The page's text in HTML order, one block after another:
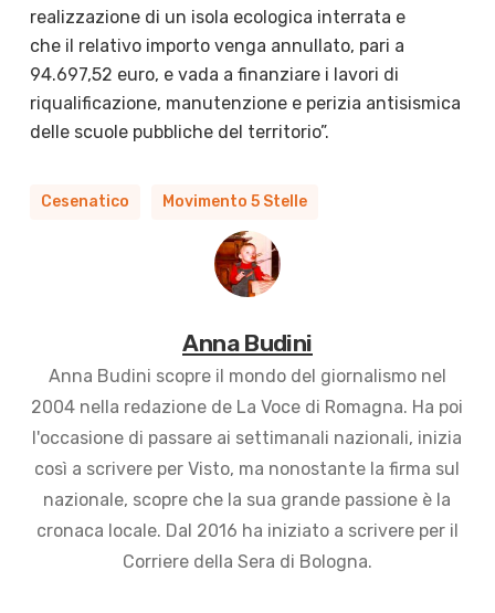
realizzazione di un isola ecologica interrata e
che il relativo importo venga annullato, pari a
94.697,52 euro, e vada a finanziare i lavori di
riqualificazione, manutenzione e perizia antisismica
delle scuole pubbliche del territorio”.
Cesenatico Movimento 5 Stelle
Anna Budini
Anna Budini scopre il mondo del giornalismo nel
2004 nella redazione de La Voce di Romagna. Ha poi
l'occasione di passare ai settimanali nazionali, inizia
così a scrivere per Visto, ma nonostante la firma sul
nazionale, scopre che la sua grande passione è la
cronaca locale. Dal 2016 ha iniziato a scrivere per il
Corriere della Sera di Bologna.